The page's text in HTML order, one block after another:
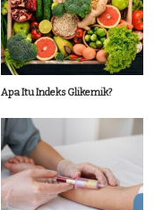
Apa Itu Indeks Glikemik?